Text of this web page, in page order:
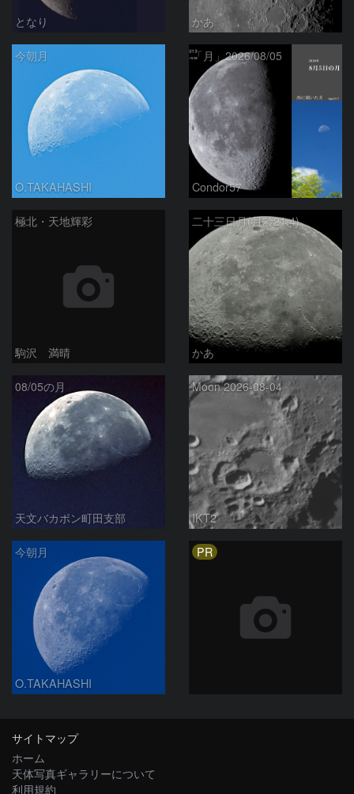
となり かあ
今朝月
O.TAKAHASHI
「月」2026/08/05
Condor57
極北・天地輝彩
駒沢 満晴
二十三日月(月齢21.4)
かあ
08/05の月
天文バカボン町田支部
Moon 2026-08-04
IKT2
今朝月
O.TAKAHASHI
PR
サイトマップ
ホーム
天体写真ギャラリーについて
利用規約